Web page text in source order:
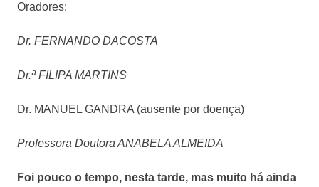
Oradores:
Dr. FERNANDO DACOSTA
Dr.ª FILIPA MARTINS
Dr. MANUEL GANDRA (ausente por doença)
Professora Doutora ANABELA ALMEIDA
Foi pouco o tempo, nesta tarde, mas muito há ainda